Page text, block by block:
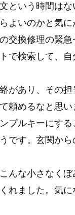
という時間は
よいのかと気に
交換修理の緊
で検索して、
があり、その
頼めるなと思い
プルキーにす
です。玄関か
んな小さなく
れました。気